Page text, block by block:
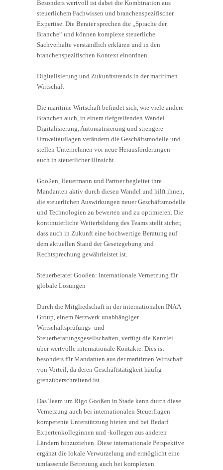
Besonders wertvoll ist dabei die Kombination aus
steuerlichem Fachwissen und branchenspezifischer
Expertise. Die Berater sprechen die „Sprache der
Branche“ und können komplexe steuerliche
Sachverhalte verständlich erklären und in den
branchenspezifischen Kontext einordnen.
Digitalisierung und Zukunftstrends in der maritimen
Wirtschaft
Die maritime Wirtschaft befindet sich, wie viele andere
Branchen auch, in einem tiefgreifenden Wandel.
Digitalisierung, Automatisierung und strengere
Umweltauflagen verändern die Geschäftsmodelle und
stellen Unternehmen vor neue Herausforderungen –
auch in steuerlicher Hinsicht.
Gooßen, Heuermann und Partner begleitet ihre
Mandanten aktiv durch diesen Wandel und hilft ihnen,
die steuerlichen Auswirkungen neuer Geschäftsmodelle
und Technologien zu bewerten und zu optimieren. Die
kontinuierliche Weiterbildung des Teams stellt sicher,
dass auch in Zukunft eine hochwertige Beratung auf
dem aktuellen Stand der Gesetzgebung und
Rechtsprechung gewährleistet ist.
Steuerberater Gooßen: Internationale Vernetzung für
globale Lösungen
Durch die Mitgliedschaft in der internationalen INAA
Group, einem Netzwerk unabhängiger
Wirtschaftsprüfungs- und
Steuerberatungsgesellschaften, verfügt die Kanzlei
über wertvolle internationale Kontakte. Dies ist
besonders für Mandanten aus der maritimen Wirtschaft
von Vorteil, da deren Geschäftstätigkeit häufig
grenzüberschreitend ist.
Das Team um Rigo Gooßen in Stade kann durch diese
Vernetzung auch bei internationalen Steuerfragen
kompetente Unterstützung bieten und bei Bedarf
Expertenkolleginnen und -kollegen aus anderen
Ländern hinzuziehen. Diese internationale Perspektive
ergänzt die lokale Verwurzelung und ermöglicht eine
umfassende Betreuung auch bei komplexen